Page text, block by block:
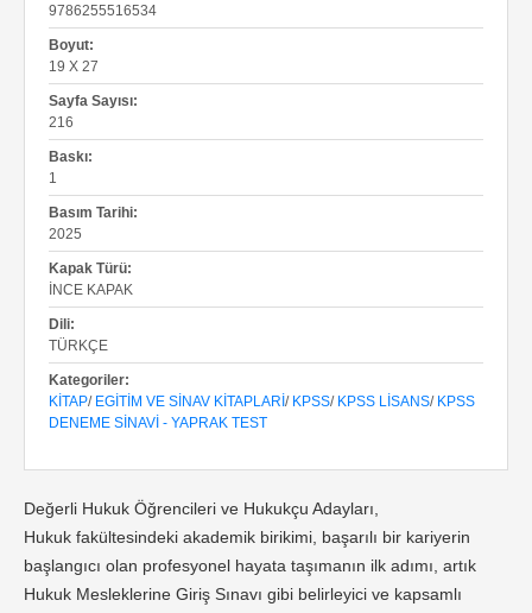
9786255516534
Boyut:
19 X 27
Sayfa Sayısı:
216
Baskı:
1
Basım Tarihi:
2025
Kapak Türü:
İNCE KAPAK
Dili:
TÜRKÇE
Kategoriler:
KITAP/ EGITIM VE SINAV KITAPLARI / KPSS/ KPSS LISANS/ KPSS
DENEME SINAVI - YAPRAK TEST
Değerli Hukuk Öğrencileri ve Hukukçu Adayları,
Hukuk fakültesindeki akademik birikimi, başarılı bir kariyerin
başlangıcı olan profesyonel hayata taşımanın ilk adımı, artık
Hukuk Mesleklerine Giriş Sınavı gibi belirleyici ve kapsamlı